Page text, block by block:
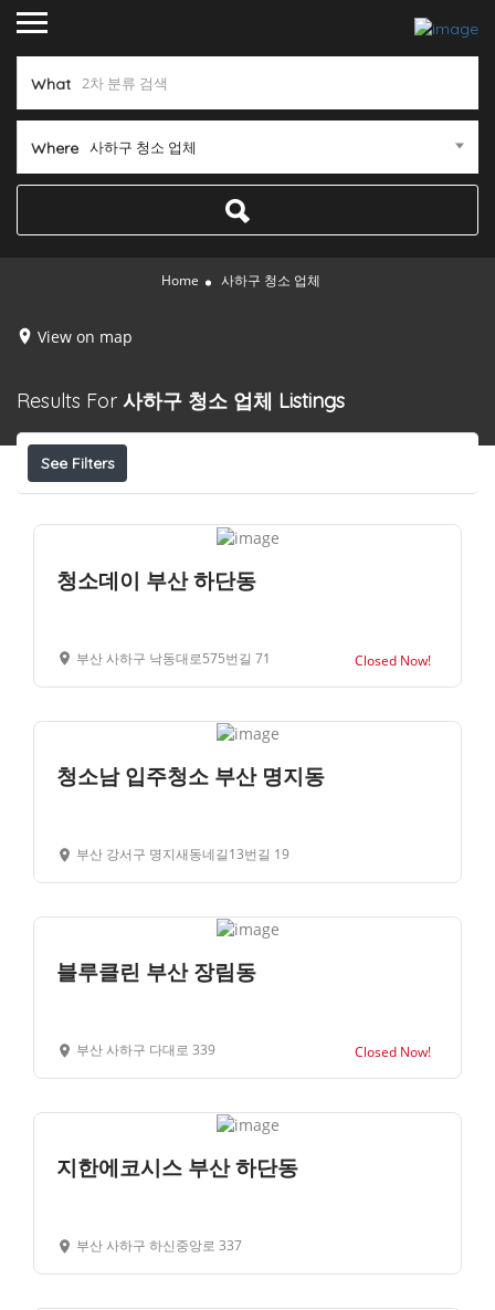
What
Where 사하구 청소 업체
Home 사하구 청소 업체
View on map
Results For 사하구 청소 업체 Listings
See Filters
청소데이 부산 하단동
부산 사하구 낙동대로575번길 71 Closed Now!
청소남 입주청소 부산 명지동
부산 강서구 명지새동네길13번길 19
블루클린 부산 장림동
부산 사하구 다대로 339 Closed Now!
지한에코시스 부산 하단동
부산 사하구 하신중앙로 337